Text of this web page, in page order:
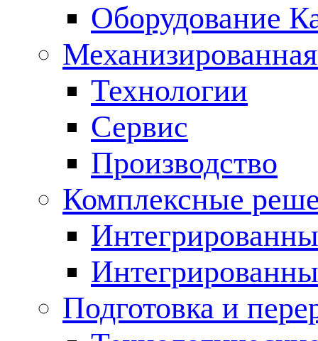
Оборудование
Технологии
Сервис
Производство
Комплексные
Подготовка и